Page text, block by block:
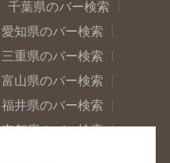
千葉県のバー検索
愛知県のバー検索
三重県のバー検索
富山県のバー検索
福井県のバー検索
京都府のバー検索